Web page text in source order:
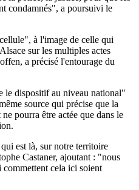
condamnés", a poursuivi le
à l'image de celle qui
sur les multiples actes
a précisé l'entourage du
le dispositif au niveau national"
source qui précise que la
pourra être actée que dans le
est là, sur notre territoire
Castaner, ajoutant : "nous
commettent cela ici soient